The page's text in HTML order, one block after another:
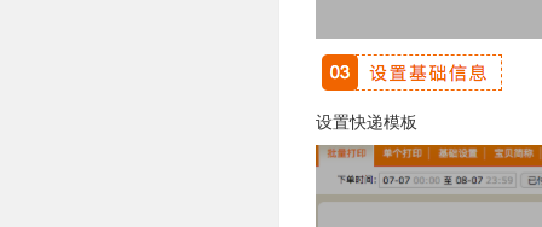
设置快递模板